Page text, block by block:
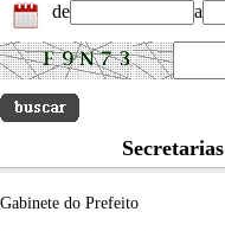
de a
Secretarias
Gabinete do Prefeito